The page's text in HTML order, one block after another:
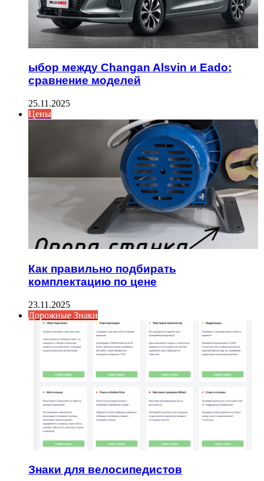
ыбор между Changan Alsvin и Eado:
сравнение моделей
25.11.2025
Цены
Как правильно подбирать
комплектацию по цене
23.11.2025
Дорожные Знаки
Знаки для велосипедистов